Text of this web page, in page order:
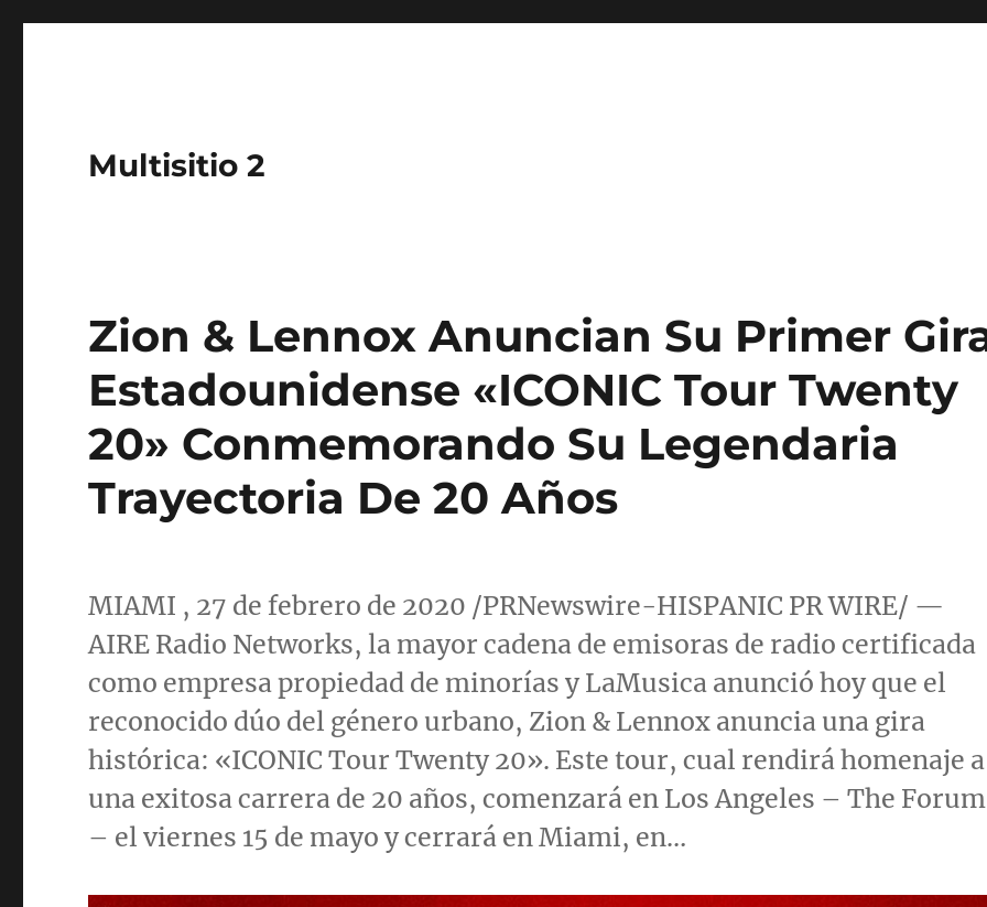
Multisitio 2
Zion & Lennox Anuncian Su Primer
Estadounidense «ICONIC Tour Twenty
20» Conmemorando Su Legendaria
Trayectoria De 20 Años
MIAMI , 27 de febrero de 2020 /PRNewswire-HISPANIC PR WIRE/ —
AIRE Radio Networks, la mayor cadena de emisoras de radio certificada
como empresa propiedad de minorías y LaMusica anunció hoy que el
reconocido dúo del género urbano, Zion & Lennox anuncia una gira
histórica: «ICONIC Tour Twenty 20». Este tour, cual rendirá homenaje a
una exitosa carrera de 20 años, comenzará en Los Angeles – The Forum
– el viernes 15 de mayo y cerrará enMiami, en…